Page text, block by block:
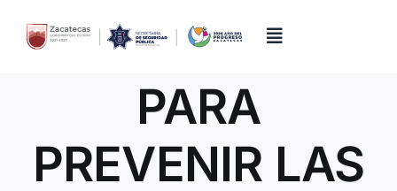
content
Toggle
Directorio
PARA
PREVENIR LAS